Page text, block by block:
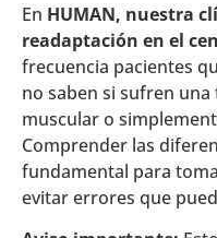
En HUMAN, nuestra
readaptación en el
frecuencia pacientes
no saben si sufren
muscular o
Comprender las
fundamental para
evitar errores que